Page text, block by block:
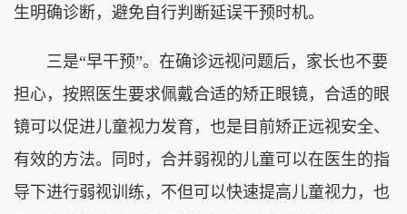
生明确诊断，避免自行判断延误干预时机。
三是“早干预”。在确诊远视问题后，家长也不要
担心，按照医生要求佩戴合适的矫正眼镜，合适的眼
镜可以促进儿童视力发育，也是目前矫正远视安全、
有效的方法。同时，合并弱视的儿童可以在医生的指
导下进行弱视训练，不但可以快速提高儿童视力，也